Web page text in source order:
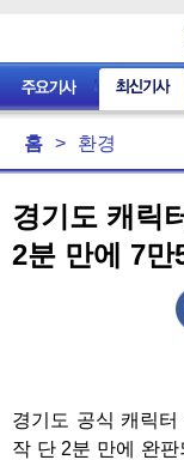
홈 > 환경
경기도 캐릭
2분 만에 7만
경기도 공식 캐릭터
작 단 2분 만에 완